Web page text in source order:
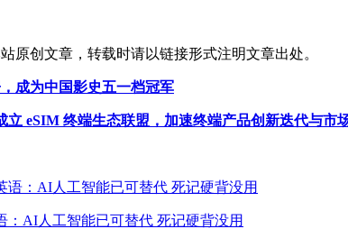
原创文章，转载时请以链接形式注明文章出处。
成为中国影史五一档冠军
立 eSIM 终端生态联盟，加速终端产品创新迭代与市
AI人工智能已可替代 死记硬背没用